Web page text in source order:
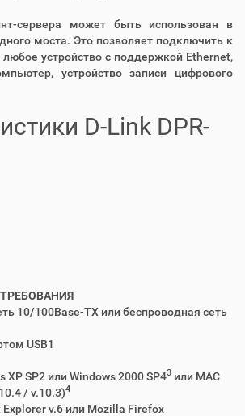
сервера может быть использован в
моста. Это позволяет подключить к
любое устройство с поддержкой Ethernet,
устройство записи цифрового
D-Link DPR-
10/100Base-TX или беспроводная сеть
USB1
XP SP2 или Windows 2000 SP43 или MAC
/ v.10.3)4
v.6 или Mozilla Firefox